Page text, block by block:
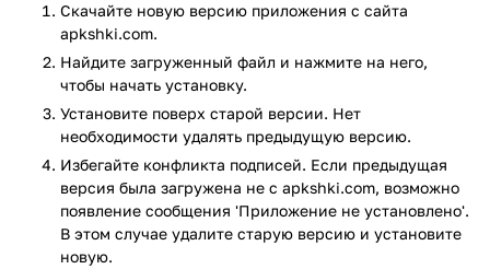
найденных на всех страницах и примеры строк с этими
словами. При нажатии на строку открывается меню с
пунктами:
Открыть – переход на указанную часть текста,
переход обратно на результаты поиска невозможен;
Добавить в закладки;
Копировать в буфер;
Отмена.
Закладки
Скачайте новую версию приложения с сайта
apkshki.com.
Найдите загруженный файл и нажмите на него,
чтобы начать установку.
Установите поверх старой версии. Нет
необходимости удалять предыдущую версию.
Избегайте конфликта подписей. Если предыдущая
версия была загружена не с apkshki.com, возможно
появление сообщения 'Приложение не установлено'.
В этом случае удалите старую версию и установите
новую.